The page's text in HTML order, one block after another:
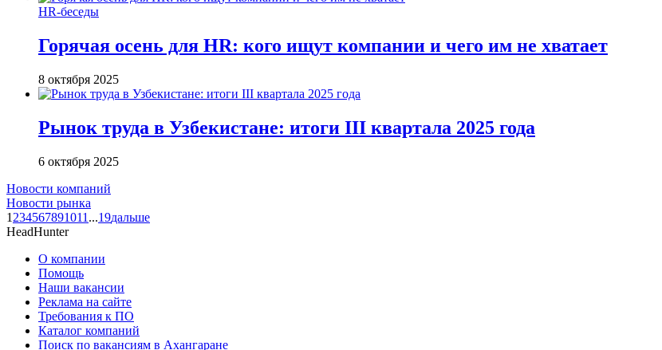
HR-беседы
Горячая осень для HR: кого ищут компании и чего им не хватает
8 октября 2025
Рынок труда в Узбекистане: итоги III квартала 2025 года
6 октября 2025
Новости компаний
Новости рынка
1 234567891011 ...19дальше
HeadHunter
О компании
Помощь
Наши вакансии
Реклама на сайте
Требования к ПО
Каталог компаний
Поиск по вакансиям в Ахангаране